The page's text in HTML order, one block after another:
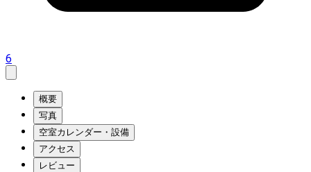
6
概要
写真
空室カレンダー・設備
アクセス
レビュー